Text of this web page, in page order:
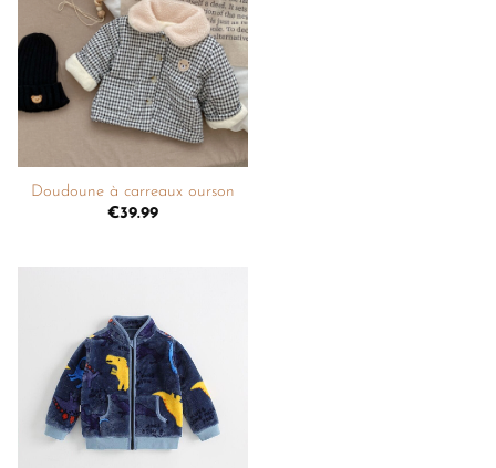
à la
liste de
souhaits
Doudoune à carreaux ourson
€39.99
liste de
souhaits